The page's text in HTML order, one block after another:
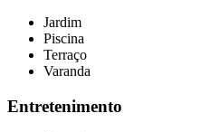
Jardim
Piscina
Terraço
Varanda
Entretenimento